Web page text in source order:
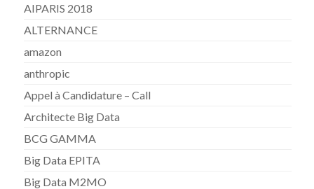
AIPARIS 2018
ALTERNANCE
amazon
anthropic
Appel à Candidature – Call
Architecte Big Data
BCG GAMMA
Big Data EPITA
Big Data M2MO